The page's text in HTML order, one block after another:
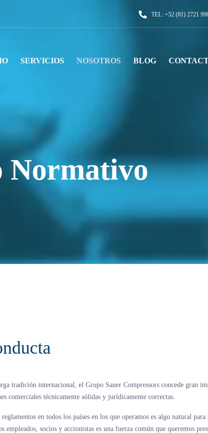
TEL: +52 (81) 2721
SERVICIOS NOSOTROS BLOG
Normativo
tradición internacional, el Grupo Sauer Compressors concede gran
comerciales técnicamente sólidas y jurídicamente correctas.
en todos los países en los que operamos es algo natural para
empleados, socios y accionistas es una fuerza común que queremos